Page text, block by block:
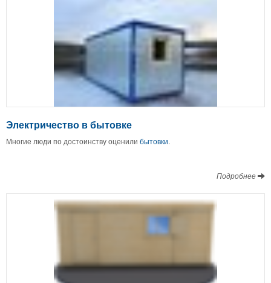
Электричество в бытовке
Многие люди по достоинству оценили бытовки.
Подробнее